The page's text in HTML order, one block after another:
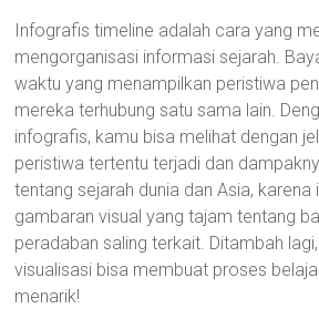
Infografis timeline adalah cara yang
mengorganisasi informasi sejarah.
waktu yang menampilkan peristiwa
mereka terhubung satu sama lain.
infografis, kamu bisa melihat dengan
peristiwa tertentu terjadi dan
tentang sejarah dunia dan Asia, karena
gambaran visual yang tajam tentang
peradaban saling terkait. Ditambah
visualisasi bisa membuat proses
menarik!